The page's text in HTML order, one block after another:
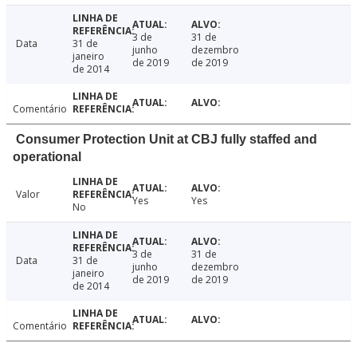
Data
31 de
janeiro
de 2014
3 de
junho
de 2019
31 de
dezembro
de 2019
Comentário
Consumer Protection Unit at CBJ fully staffed and
operational
Valor
No
Yes Yes
Data
31 de
janeiro
de 2014
3 de
junho
de 2019
31 de
dezembro
de 2019
Comentário